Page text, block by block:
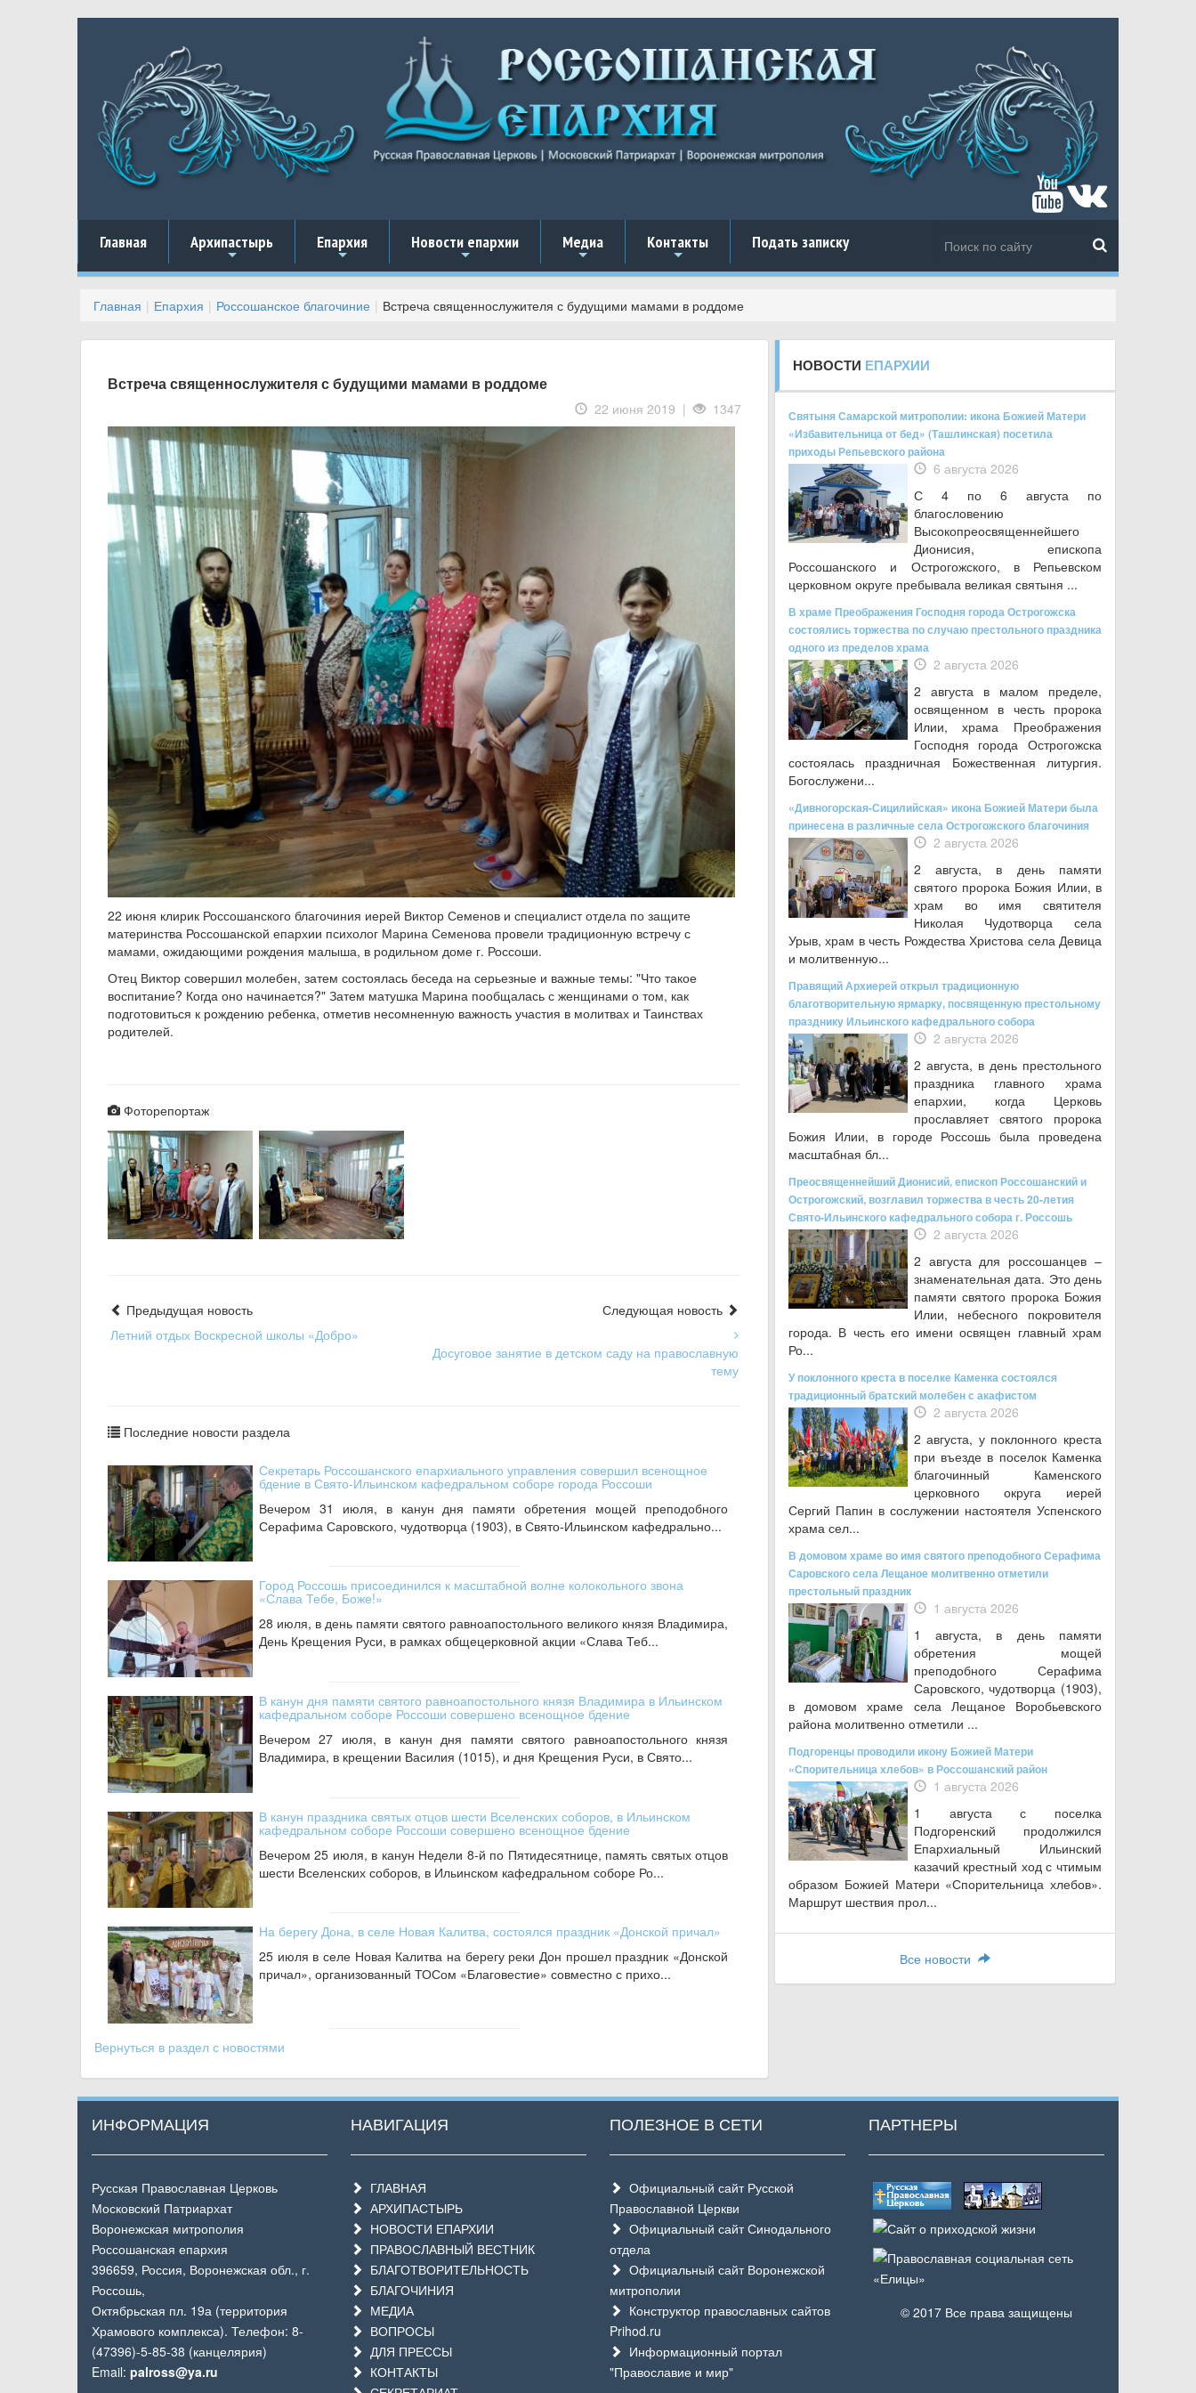
Главная
+
Архипастырь
+
Епархия
+
Новости епархии
+
Медиа
+
Контакты Подать записку
Главная Епархия Россошанское благочиние Встреча священнослужителя с будущими мамами в роддоме
Встреча священнослужителя с будущими мамами в роддоме
22 июня 2019 | 1347
22 июня клирик Россошанского благочиния иерей Виктор Семенов и специалист отдела по защите
материнства Россошанской епархии психолог Марина Семенова провели традиционную встречу с
мамами, ожидающими рождения малыша, в родильном доме г. Россоши.
Отец Виктор совершил молебен, затем состоялась беседа на серьезные и важные темы: "Что такое
воспитание? Когда оно начинается?" Затем матушка Марина пообщалась с женщинами о том, как
подготовиться к рождению ребенка, отметив несомненную важность участия в молитвах и Таинствах
родителей.
Фоторепортаж
Предыдущая новость
Летний отдых Воскресной школы «Добро»
Следующая новость
Досуговое занятие в детском саду на православную
тему
Последние новости раздела
Секретарь Россошанского епархиального управления совершил всенощное
бдение в Свято-Ильинском кафедральном соборе города Россоши
Вечером 31 июля, в канун дня памяти обретения мощей преподобного
Серафима Саровского, чудотворца (1903), в Свято-Ильинском кафедрально...
Город Россошь присоединился к масштабной волне колокольного звона
«Слава Тебе, Боже!»
28 июля, в день памяти святого равноапостольного великого князя Владимира,
День Крещения Руси, в рамках общецерковной акции «Слава Теб...
В канун дня памяти святого равноапостольного князя Владимира в Ильинском
кафедральном соборе Россоши совершено всенощное бдение
Вечером 27 июля, в канун дня памяти святого равноапостольного князя
Владимира, в крещении Василия (1015), и дня Крещения Руси, в Свято...
В канун праздника святых отцов шести Вселенских соборов, в Ильинском
кафедральном соборе Россоши совершено всенощное бдение
Вечером 25 июля, в канун Недели 8-й по Пятидесятнице, память святых отцов
шести Вселенских соборов, в Ильинском кафедральном соборе Ро...
На берегу Дона, в селе Новая Калитва, состоялся праздник «Донской причал»
25 июля в селе Новая Калитва на берегу реки Дон прошел праздник «Донской
причал», организованный ТОСом «Благовестие» совместно с прихо...
Вернуться в раздел с новостями
НОВОСТИ ЕПАРХИИ
Святыня Самарской митрополии: икона Божией Матери
«Избавительница от бед» (Ташлинская) посетила
приходы Репьевского района
6 августа 2026
С 4 по 6 августа по
благословению
Высокопреосвященнейшего
Дионисия, епископа
Россошанского и Острогожского, в Репьевском
церковном округе пребывала великая святыня ...
В храме Преображения Господня города Острогожска
состоялись торжества по случаю престольного праздника
одного из пределов храма
2 августа 2026
2 августа в малом пределе,
освященном в честь пророка
Илии, храма Преображения
Господня города Острогожска
состоялась праздничная Божественная литургия.
Богослужени...
«Дивногорская-Сицилийская» икона Божией Матери была
принесена в различные села Острогожского благочиния
2 августа 2026
2 августа, в день памяти
святого пророка Божия Илии, в
храм во имя святителя
Николая Чудотворца села
Урыв, храм в честь Рождества Христова села Девица
и молитвенную...
Правящий Архиерей открыл традиционную
благотворительную ярмарку, посвященную престольному
празднику Ильинского кафедрального собора
2 августа 2026
2 августа, в день престольного
праздника главного храма
епархии, когда Церковь
прославляет святого пророка
Божия Илии, в городе Россошь была проведена
масштабная бл...
Преосвященнейший Дионисий, епископ Россошанский и
Острогожский, возглавил торжества в честь 20-летия
Свято-Ильинского кафедрального собора г. Россошь
2 августа 2026
2 августа для россошанцев –
знаменательная дата. Это день
памяти святого пророка Божия
Илии, небесного покровителя
города. В честь его имени освящен главный храм
Ро...
У поклонного креста в поселке Каменка состоялся
традиционный братский молебен с акафистом
2 августа 2026
2 августа, у поклонного креста
при въезде в поселок Каменка
благочинный Каменского
церковного округа иерей
Сергий Папин в сослужении настоятеля Успенского
храма сел...
В домовом храме во имя святого преподобного Серафима
Саровского села Лещаное молитвенно отметили
престольный праздник
1 августа 2026
1 августа, в день памяти
обретения мощей
преподобного Серафима
Саровского, чудотворца (1903),
в домовом храме села Лещаное Воробьевского
района молитвенно отметили ...
Подгоренцы проводили икону Божией Матери
«Спорительница хлебов» в Россошанский район
1 августа 2026
1 августа с поселка
Подгоренский продолжился
Епархиальный Ильинский
казачий крестный ход с чтимым
образом Божией Матери «Спорительница хлебов».
Маршрут шествия прол...
Все новости
ИНФОРМАЦИЯ
Русская Православная Церковь
Московский Патриархат
Воронежская митрополия
Россошанская епархия
396659, Россия, Воронежская обл., г.
Россошь,
Октябрьская пл. 19а (территория
Храмового комплекса). Телефон: 8-
(47396)-5-85-38 (канцелярия)
Email: palross@ya.ru
НАВИГАЦИЯ
ГЛАВНАЯ
АРХИПАСТЫРЬ
НОВОСТИ ЕПАРХИИ
ПРАВОСЛАВНЫЙ ВЕСТНИК
БЛАГОТВОРИТЕЛЬНОСТЬ
БЛАГОЧИНИЯ
МЕДИА
ВОПРОСЫ
ДЛЯ ПРЕССЫ
КОНТАКТЫ
ПОЛЕЗНОЕ В СЕТИ
Официальный сайт Русской
Православной Церкви
Официальный сайт Синодального
отдела
Официальный сайт Воронежской
митрополии
Конструктор православных сайтов
Prihod.ru
Информационный портал
"Православие и мир"
ПАРТНЕРЫ
© 2017 Все права защищены